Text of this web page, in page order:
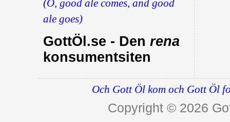
(O, good ale comes, and good
ale goes)
GottÖl.se - Den rena
konsumentsiten
Och Gott Öl kom och Gott Öl
Copyright © 2026